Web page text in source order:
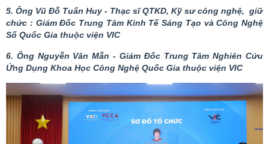
5. Ông Vũ Đỗ Tuấn Huy - Thạc sĩ QTKD, Kỹ sư công nghệ, giữ
chức : Giám Đốc Trung Tâm Kinh Tế Sáng Tạo và Công Nghệ
Số Quốc Gia thuộc viện VIC
6. Ông Nguyễn Văn Mẫn - Giám Đốc Trung Tâm Nghiên Cứu
Ứng Dụng Khoa Học Công Nghệ Quốc Gia thuộc viện VIC